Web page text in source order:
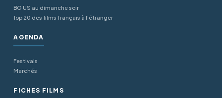
BO US au dimanche soir
Top 20 des films français à l’étranger
AGENDA
Festivals
Marchés
FICHES FILMS